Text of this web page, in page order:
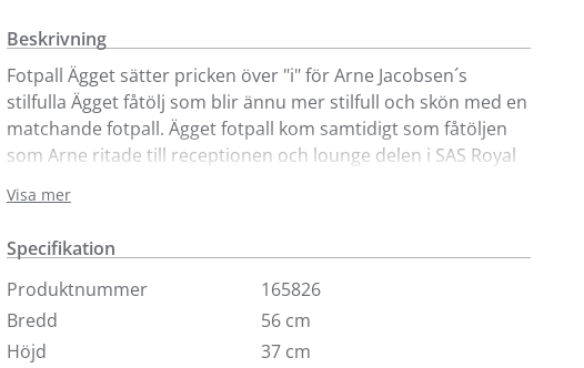
Beskrivning
Fotpall Ägget sätter pricken över "i" för Arne Jacobsen´s
stilfulla Ägget fåtölj som blir ännu mer stilfull och skön med en
matchande fotpall. Ägget fotpall kom samtidigt som fåtöljen
som Arne ritade till receptionen och lounge delen i SAS Royal
att skapa sina idéer. Med Ägget var Arne först i världen med
en ny teknik som innebär ett kraftigt inre skumskal under
klädseln. Visas här i tyg Hallingdal.
Visa mer
Specifikation
Produktnummer
165826
Bredd
56 cm
Höjd
37 cm